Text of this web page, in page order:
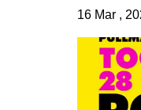
16 Mar ,